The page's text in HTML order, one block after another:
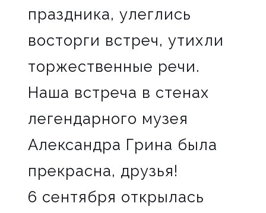
праздника, улеглись
восторги встреч, утихли
торжественные речи.
Наша встреча в стенах
легендарного музея
Александра Грина была
прекрасна, друзья!
6 сентября открылась